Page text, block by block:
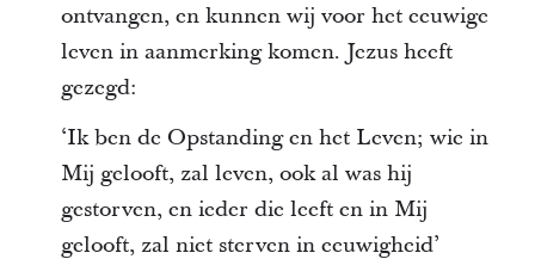
ontvangen, en kunnen wij voor het eeuwige
leven in aanmerking komen. Jezus heeft
gezegd:
‘Ik ben de Opstanding en het Leven; wie in
Mij gelooft, zal leven, ook al was hij
gestorven, en ieder die leeft en in Mij
gelooft, zal niet sterven in eeuwigheid’